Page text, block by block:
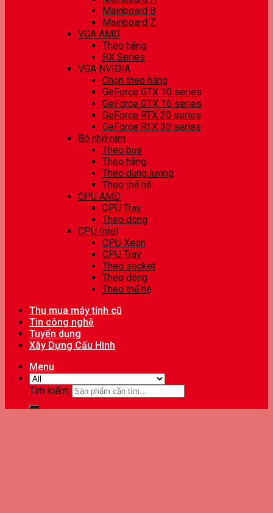
Mainboard B
Mainboard Z
VGA AMD
Theo hãng
RX Series
VGA NVIDIA
Chọn theo hãng
GeForce GTX 10 series
GeForce GTX 16 series
GeForce RTX 20 series
GeForce RTX 30 series
Bộ nhớ ram
Theo bus
Theo hãng
Theo dung lượng
Theo thế hệ
CPU AMD
CPU Tray
Theo dòng
CPU Intel
CPU Xeon
CPU Tray
Theo socket
Theo dòng
Theo thế hệ
Thu mua máy tính cũ
Tin công nghệ
Tuyển dụng
Xây Dựng Cấu Hình
Menu
Tìm kiếm: